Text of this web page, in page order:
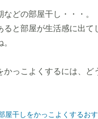
どの部屋干し・・・。
ると部屋が生活感に出て
かっこよくするには、ど
屋干しをかっこよくするお